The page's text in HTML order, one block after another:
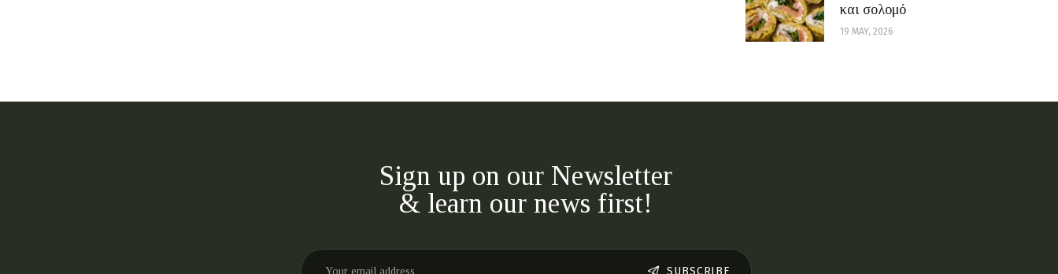
και σολομό
19 MAY, 2026
Sign up on our Newsletter
& learn our news first!
SUBSCRIBE